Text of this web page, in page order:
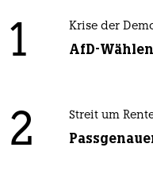
1 Krise der
AfD-
2 Streit um